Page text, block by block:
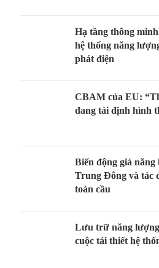
Hạ tầng thông
hệ thống năng
phát điện
CBAM của EU:
đang tái định hình
Biến động giá
Trung Đông và tác
toàn cầu
Lưu trữ năng
cuộc tái thiết hệ